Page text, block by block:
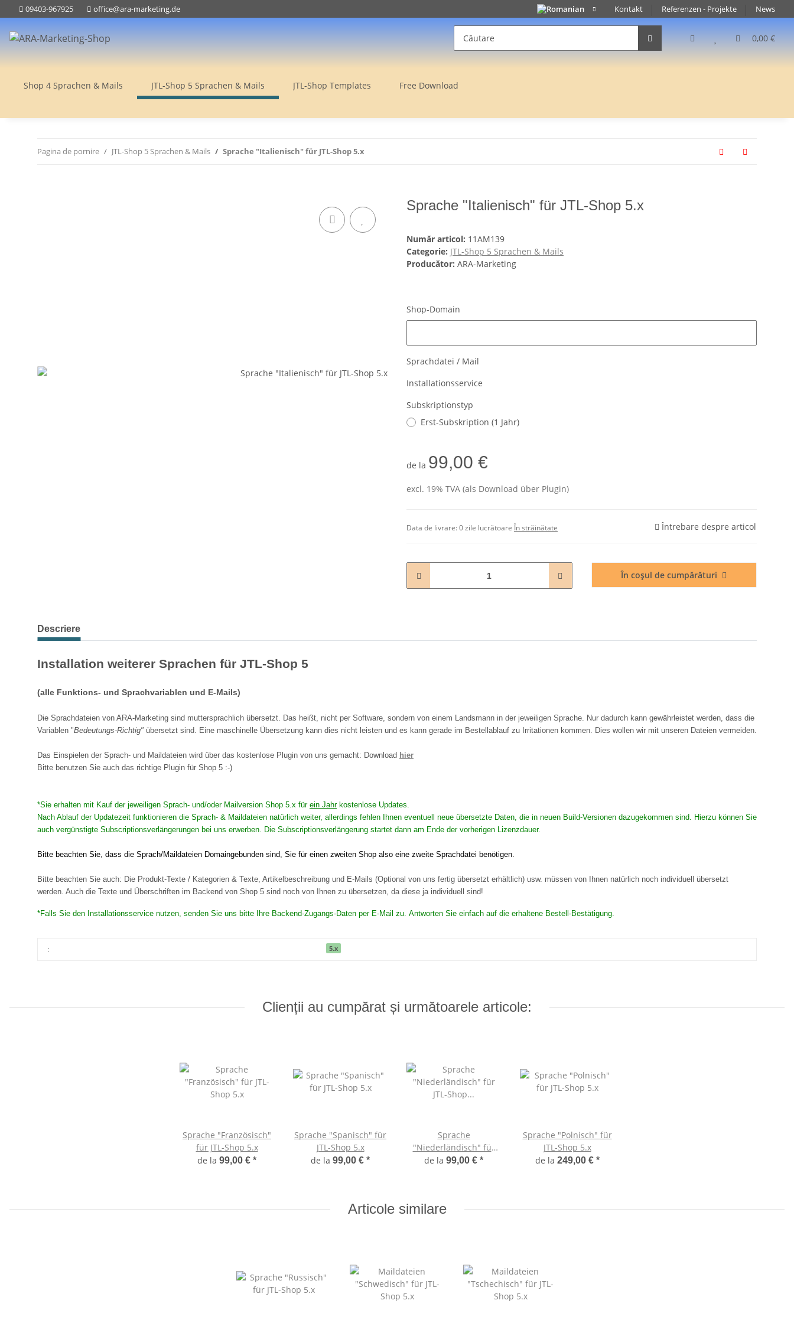
Kontakt Referenzen - Projekte News
09403-967925 office@ara-marketing.de
0,00 €
Shop 4 Sprachen & Mails JTL-Shop 5 Sprachen & Mails JTL-Shop Templates Free Download
Pagina de pornire JTL-Shop 5 Sprachen & Mails Sprache "Italienisch" für JTL-Shop 5.x
Sprache "Italienisch" für JTL-Shop 5.x
Număr articol: 11AM139
Categorie: JTL-Shop 5 Sprachen & Mails
Producător: ARA-Marketing
Shop-Domain
Sprachdatei / Mail
Installationsservice
Subskriptionstyp
Erst-Subskription (1 Jahr)
de la 99,00 €
excl. 19% TVA (als Download über Plugin)
Data de livrare:0 zile lucrătoare În străinătate Întrebare despre articol
În coșul de cumpărături
Descriere
Installation weiterer Sprachen für JTL-Shop 5
(alle Funktions- und Sprachvariablen und E-Mails)
Die Sprachdateien von ARA-Marketing sind muttersprachlich übersetzt. Das heißt, nicht per Software, sondern von einem Landsmann in der jeweiligen Sprache. Nur dadurch kann gewährleistet werden, dass die
Variablen "Bedeutungs-Richtig" übersetzt sind. Eine maschinelle Übersetzung kann dies nicht leisten und es kann gerade im Bestellablauf zu Irritationen kommen. Dies wollen wir mit unseren Dateien vermeiden.
Das Einspielen der Sprach- und Maildateien wird über das kostenlose Plugin von uns gemacht: Download hier
Bitte benutzen Sie auch das richtige Plugin für Shop 5 :-)
*Sie erhalten mit Kauf der jeweiligen Sprach- und/oder Mailversion Shop 5.x für ein Jahrkostenlose Updates.
Nach Ablauf der Updatezeit funktionieren die Sprach- & Maildateien natürlich weiter, allerdings fehlen Ihnen eventuell neue übersetzte Daten, die in neuen Build-Versionen dazugekommen sind. Hierzu können Sie
auch vergünstigte Subscriptionsverlängerungen bei uns erwerben. Die Subscriptionsverlängerung startet dann am Ende der vorherigen Lizenzdauer.
Bitte beachten Sie, dass die Sprach/Maildateien Domaingebunden sind, Sie für einen zweiten Shop also eine zweite Sprachdatei benötigen.
Bitte beachten Sie auch: Die Produkt-Texte / Kategorien & Texte, Artikelbeschreibung und E-Mails (Optional von uns fertig übersetzt erhältlich) usw. müssen von Ihnen natürlich noch individuell übersetzt
werden. Auch die Texte und Überschriften im Backend von Shop 5 sind noch von Ihnen zu übersetzen, da diese ja individuell sind!
*Falls Sie den Installationsservice nutzen, senden Sie uns bitte Ihre Backend-Zugangs-Daten per E-Mail zu. Antworten Sie einfach auf die erhaltene Bestell-Bestätigung.
: 5.x
Clienții au cumpărat și următoarele articole:
Sprache "Französisch"
für JTL-Shop 5.x
de la 99,00 € *
Sprache "Spanisch" für
JTL-Shop 5.x
de la 99,00 € *
Sprache
"Niederländisch" für
JTL-Shop 5.x
de la 99,00 € *
Sprache "Polnisch" für
JTL-Shop 5.x
de la 249,00 € *
Articole similare